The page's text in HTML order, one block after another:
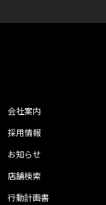
会社案内
採用情報
お知らせ
店舗検索
行動計画書